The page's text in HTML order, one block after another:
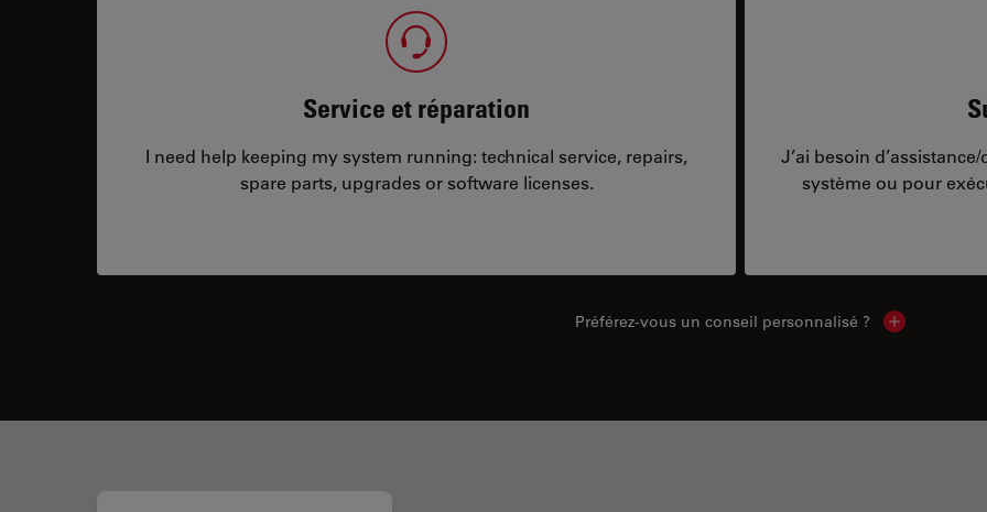
Service et réparation
I need help keeping my system running: technical service, repairs,
spare parts, upgrades or software licenses.
J’ai besoin
système ou pour
Préférez-vous un conseil personnalisé ? Show local